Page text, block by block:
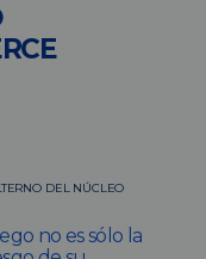
DEL NÚCLEO
no es sólo la